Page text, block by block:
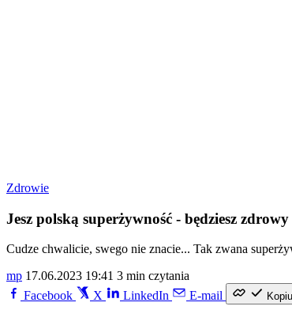
Zdrowie
Jesz polską superżywność - będziesz
Cudze chwalicie, swego nie znacie... Tak zwana
mp 17.06.2023 19:41 3 min czytania
Facebook
X LinkedIn E-mail